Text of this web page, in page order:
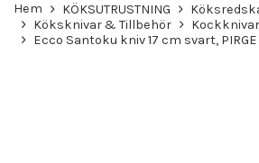
Hem KÖKSUTRUSTNING
Köksknivar & Tillbehör
Kockknivar
Ecco Santoku kniv 17 cm svart, PIRGE